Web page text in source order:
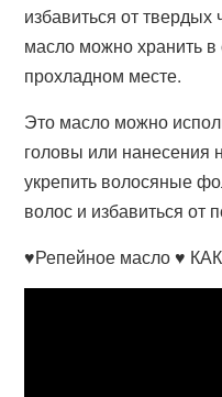
избавиться от
масло можно хранить в
прохладном месте.
Это масло можно
головы или
укрепить волосяные
волос и избавиться от
♥Репейное масло ♥